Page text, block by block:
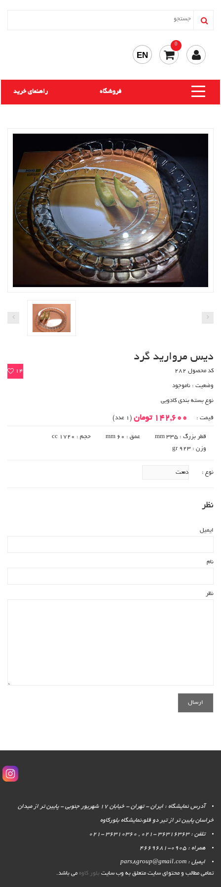
0
EN
راهنمای خرید فروشگاه
دیس مروارید گرد
14 کد محصول 282
وضعیت : ناموجود
نوع بسته بندی کادویی
قیمت : 142,600 تومان (1 عدد)
قطر بزرگ : 335 mm عمق : 60 mm
حجم : 1720 cc
وزن : 923 gr
نوع :
نظر
ایمیل
نام
نظر
آدرس نمایشگاه : ایران - تهران - خیابان 17 شهریور جنوبی - پایین تر از میدان
خراسان پایین تر از تیر دو قلو،نمایشگاه بلورکاوه
تلفن : 36316363 -021 , 36310360 -021
همراه : 0905-4669681
ایمیل : pars8group@gmail.com
تمامی مطالب و محتوای سایت متعلق به وب سایت بلور کاوه می باشد.